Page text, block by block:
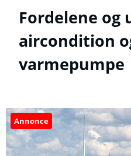
Fordelene og
aircondition
varmepumpe
Annonce